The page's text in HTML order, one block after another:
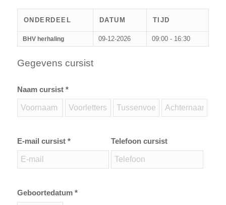
ONDERDEEL DATUM TIJD
BHV herhaling 09-12-2026 09:00 - 16:30
Gegevens cursist
Naam cursist *
E-mail cursist * Telefoon cursist
Geboortedatum *